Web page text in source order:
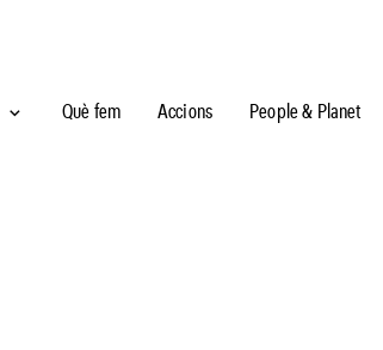
Què fem Accions People & Planet